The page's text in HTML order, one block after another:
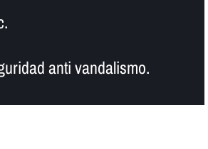
anti vandalismo.